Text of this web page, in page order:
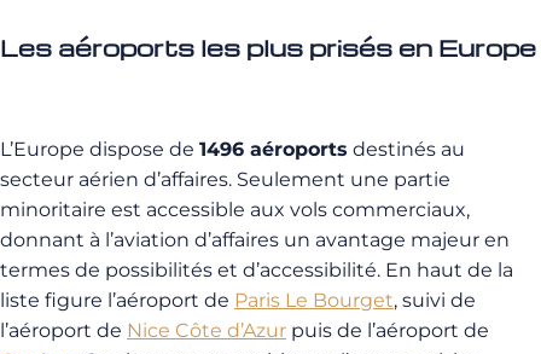
Les aéroports les plus prisés en Europe
L’Europe dispose de 1496 aéroports destinés au
secteur aérien d’affaires. Seulement une partie
minoritaire est accessible aux vols commerciaux,
donnant à l’aviation d’affaires un avantage majeur en
termes de possibilités et d’accessibilité. En haut de la
liste figure l’aéroport de Paris Le Bourget, suivi de
l’aéroport de Nice Côte d’Azur puis de l’aéroport de